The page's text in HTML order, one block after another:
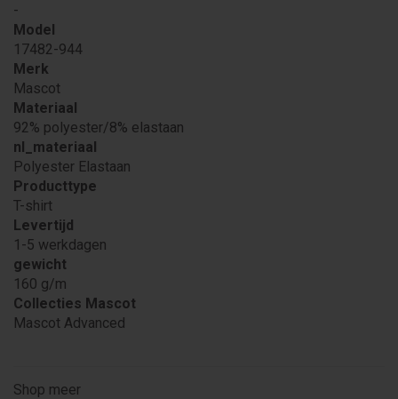
-
Model
17482-944
Merk
Mascot
Materiaal
92% polyester/8% elastaan
nl_materiaal
Polyester Elastaan
Producttype
T-shirt
Levertijd
1-5 werkdagen
gewicht
160 g/m
Collecties Mascot
Mascot Advanced
Shop meer